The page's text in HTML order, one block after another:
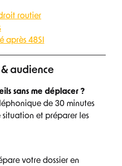
droit routier
après 48SI
& audience
sans me déplacer ?
de 30 minutes
et préparer les
votre dossier en